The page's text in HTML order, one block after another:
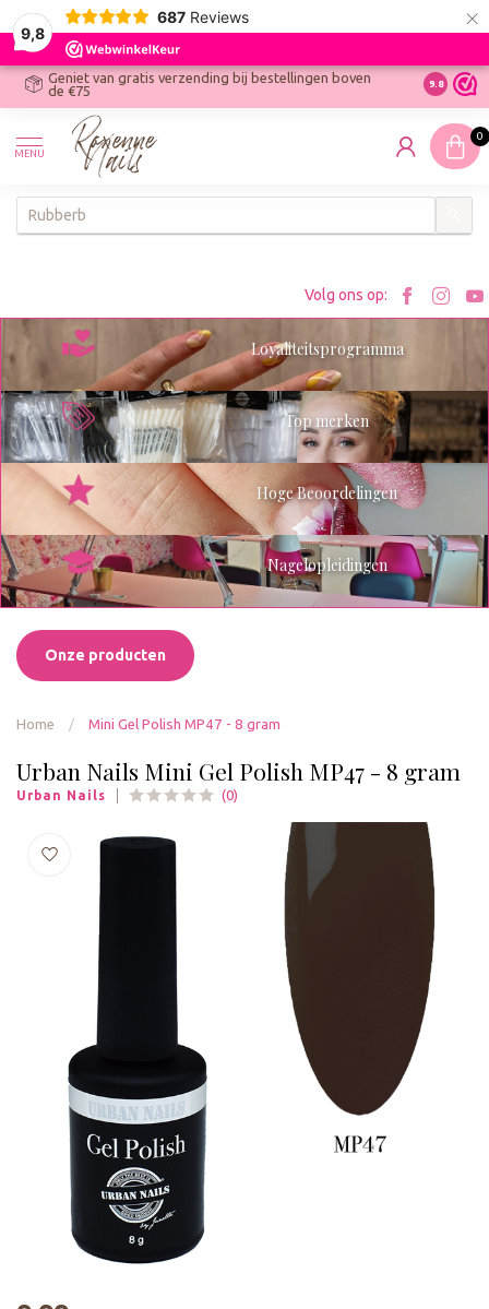
9,8
687 Reviews ×
Geniet van gratis verzending bij bestellingen boven
de €75
Ontdek
9.8
MENU
0
Volg ons op:
Bezoek
Loyaliteitsprogramma
Top merken
Hoge Beoordelingen
Nagelopleidingen
Onze producten
Home / Mini Gel Polish MP47 - 8 gram
Urban Nails Mini Gel Polish MP47 - 8 gram
Urban Nails (0)